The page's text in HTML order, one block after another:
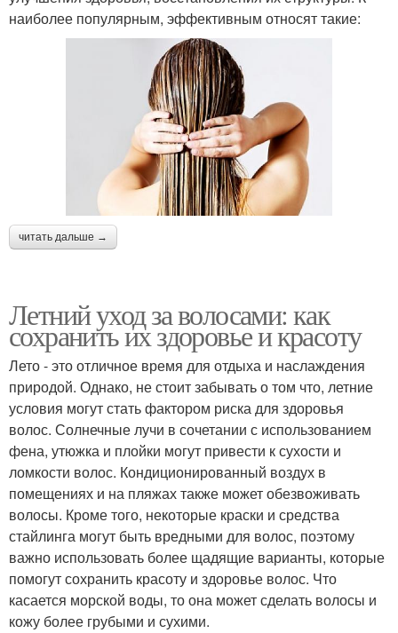
наиболее популярным, эффективным относят такие:
читать дальше →
Летний уход за волосами: как
сохранить их здоровье и красоту
Лето - это отличное время для отдыха и наслаждения
природой. Однако, не стоит забывать о том что, летние
условия могут стать фактором риска для здоровья
волос. Солнечные лучи в сочетании с использованием
фена, утюжка и плойки могут привести к сухости и
ломкости волос. Кондиционированный воздух в
помещениях и на пляжах также может обезвоживать
волосы. Кроме того, некоторые краски и средства
стайлинга могут быть вредными для волос, поэтому
важно использовать более щадящие варианты, которые
помогут сохранить красоту и здоровье волос. Что
касается морской воды, то она может сделать волосы и
кожу более грубыми и сухими.